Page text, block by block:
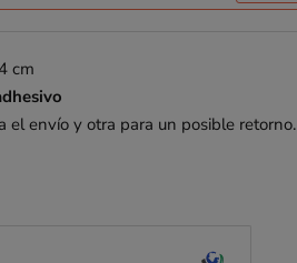
cm
el envío y otra para un posible retorno.